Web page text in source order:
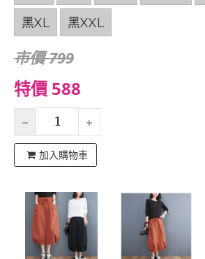
黑XL 黑XXL
市價 799
特價 588
加入購物車